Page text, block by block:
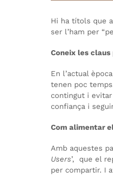
Hi ha títols que
ser l’ham per
Coneix les
En l’actual
tenen poc
contingut i evitar
confiança i
Com alimentar
Amb aquestes
Users’, que el
per compartir. I